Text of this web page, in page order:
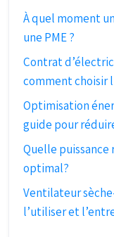
À quel moment
une PME ?
Contrat
comment choisir
Optimisation
guide pour
Quelle
optimal?
Ventilateur
l’utiliser et